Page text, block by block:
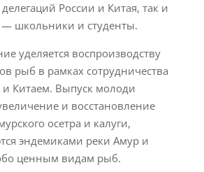
России и Китая, так и
— школьники и студенты.
уделяется воспроизводству
рыб в рамках сотрудничества
Китаем. Выпуск молоди
и восстановление
осетра и калуги,
эндемиками реки Амур и
ценным видам рыб.